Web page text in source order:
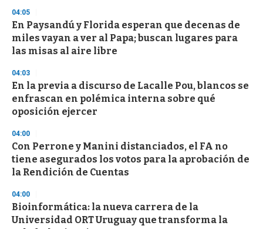
n
d
04:05
En Paysandú y Florida esperan que decenas de
miles vayan a ver al Papa; buscan lugares para
las misas al aire libre
04:03
En la previa a discurso de Lacalle Pou, blancos se
enfrascan en polémica interna sobre qué
oposición ejercer
04:00
Con Perrone y Manini distanciados, el FA no
tiene asegurados los votos para la aprobación de
la Rendición de Cuentas
04:00
Bioinformática: la nueva carrera de la
Universidad ORT Uruguay que transforma la